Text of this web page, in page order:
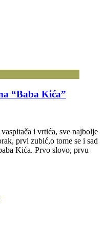
“Baba Kića”
i vrtića, sve najbolje
prvi zubić,o tome se i sad
Kića. Prvo slovo, prvu